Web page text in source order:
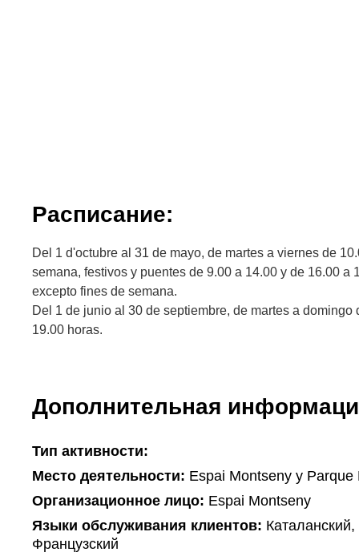
Расписание:
Del 1 d'octubre al 31 de mayo, de martes a viernes de
semana, festivos y puentes de 9.00 a 14.00 y de 16.00 a
excepto fines de semana.
Del 1 de junio al 30 de septiembre, de martes a domingo
19.00 horas.
Дополнительная
Тип активности:
Mесто деятельности: Espai Montseny y
Организационное лицо: Espai Montseny
Языки обслуживания клиентов:
Французский